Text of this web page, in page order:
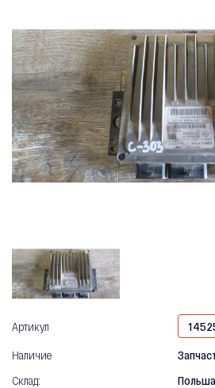
Артикул
Наличие
Склад:
Польша